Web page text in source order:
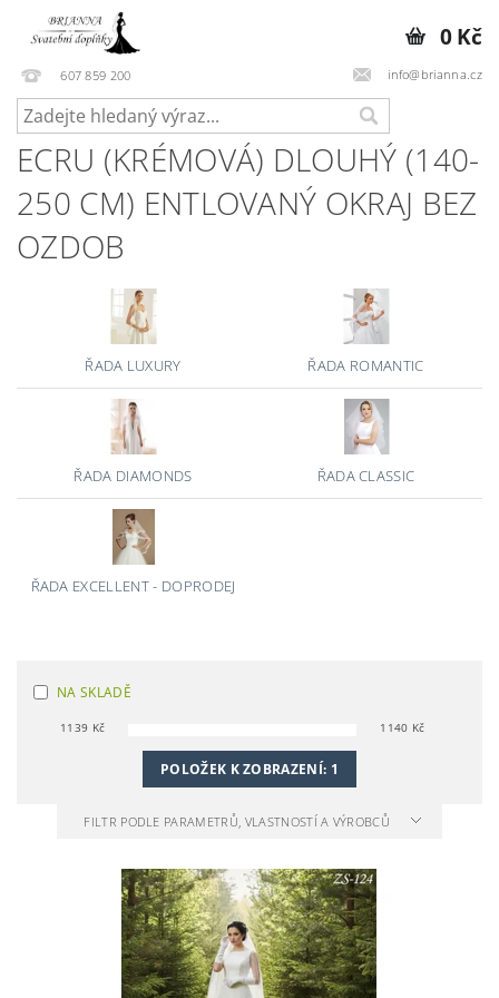
607 859 200 info@brianna.cz
0 Kč
ECRU (KRÉMOVÁ) DLOUHÝ (140-
250 CM) ENTLOVANÝ OKRAJ BEZ
OZDOB
ŘADA LUXURY ŘADA ROMANTIC
ŘADA DIAMONDS ŘADA CLASSIC
ŘADA EXCELLENT - DOPRODEJ
NA SKLADĚ
1139 Kč 1140 Kč
POLOŽEK K ZOBRAZENÍ: 1
FILTR PODLE PARAMETRŮ, VLASTNOSTÍ A VÝROBCŮ